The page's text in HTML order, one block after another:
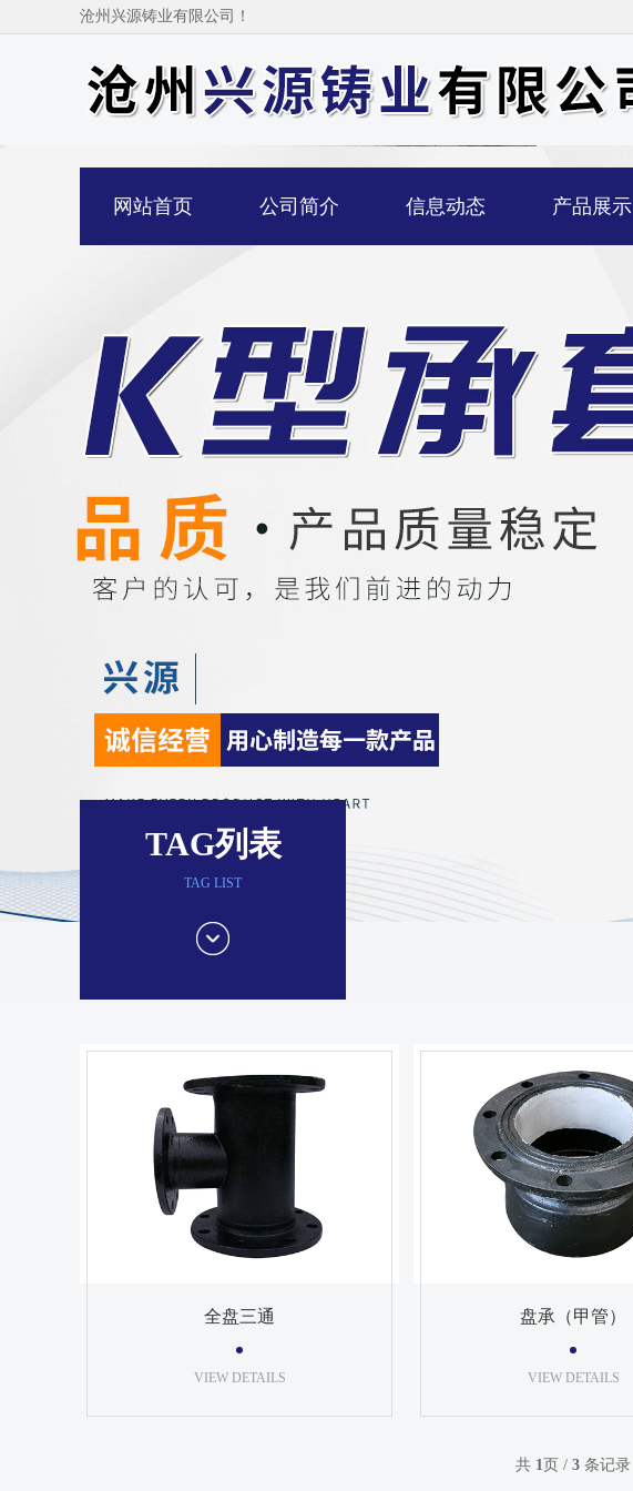
沧州兴源铸业有限公司！
网站首页 公司简介 信息动态 产品展示
TAG列表
TAG LIST
全盘三通
VIEW DETAILS
盘承（甲管）
VIEW DETAILS
共 1页 / 3 条记录